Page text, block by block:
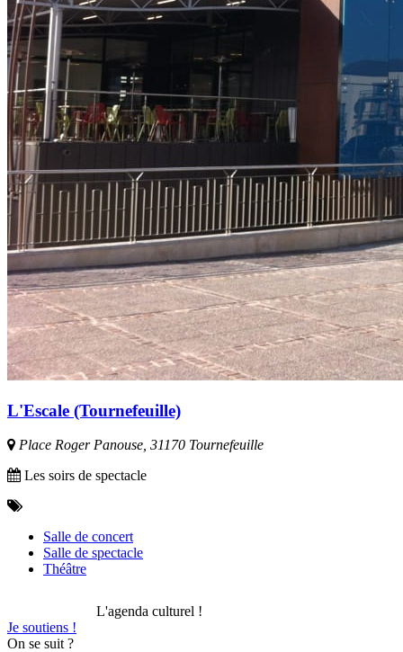
L'Escale (Tournefeuille)
Place Roger Panouse, 31170 Tournefeuille
Les soirs de spectacle
Salle de concert
Salle de spectacle
Théâtre
L'agenda culturel !
Je soutiens !
On se suit ?